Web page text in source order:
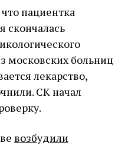
пациентка
скончалась
московских больниц
лекарство,
СК начал
возбудили